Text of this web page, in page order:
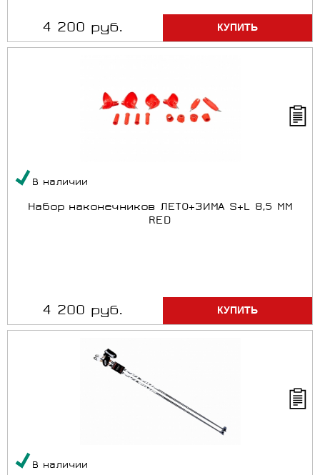
4 200 руб.
В наличии
Набор наконечников ЛЕТО+ЗИМА S+L 8,5 MM
RED
4 200 руб.
В наличии